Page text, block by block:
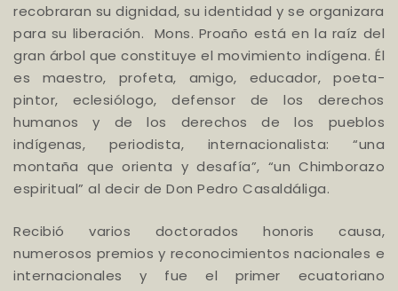
recobraran su dignidad, su identidad y se organizara
para su liberación. Mons. Proaño está en la raíz del
gran árbol que constituye el movimiento indígena. Él
es maestro, profeta, amigo, educador, poeta-
pintor, eclesiólogo, defensor de los derechos
humanos y de los derechos de los pueblos
indígenas, periodista, internacionalista: “una
montaña que orienta y desafía”, “un Chimborazo
espiritual” al decir de Don Pedro Casaldáliga.
Recibió varios doctorados honoris causa,
numerosos premios y reconocimientos nacionales e
internacionales y fue el primer ecuatoriano